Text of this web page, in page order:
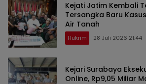
Kejati Jatim Kembali
Tersangka Baru
Air Tanah
Hukrim 28 Juli 2026 21:44
Kejari Surabaya
Online, Rp9,05 Miliar